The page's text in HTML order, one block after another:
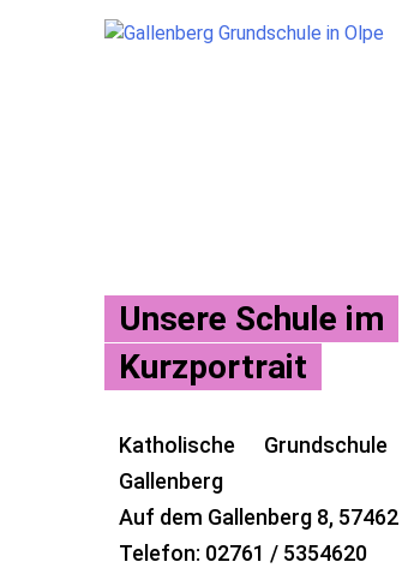
Unsere Schule im
Kurzportrait
Katholische
Gallenberg
Auf dem Gallenberg 8, 57462
Telefon: 02761 / 5354620